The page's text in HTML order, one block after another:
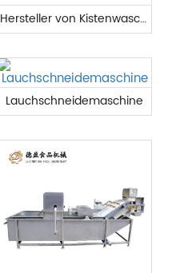
Hersteller von Kistenwaschmaschinen
Lauchschneidemaschine